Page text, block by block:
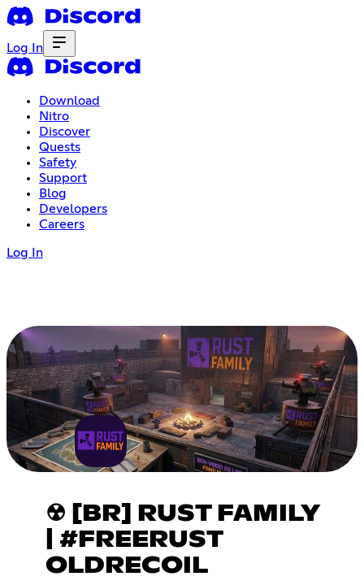
Log In
Download
Nitro
Discover
Quests
Safety
Support
Blog
Developers
Careers
Log In
☢ [BR] RUST FAMILY
| #FREERUST
OLDRECOIL